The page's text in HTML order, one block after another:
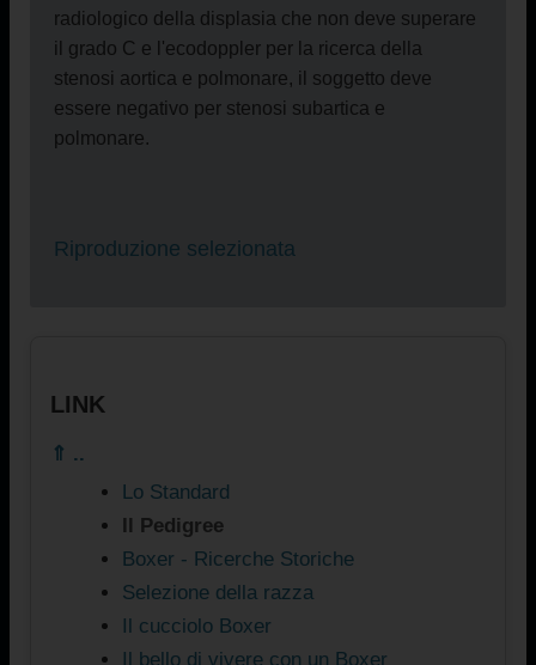
radiologico della displasia che non deve superare
il grado C e l'ecodoppler per la ricerca della
stenosi aortica e polmonare, il soggetto deve
essere negativo per stenosi subartica e
polmonare.
Riproduzione selezionata
LINK
⇑ ..
Lo Standard
Il Pedigree
Boxer - Ricerche Storiche
Selezione della razza
Il cucciolo Boxer
Il bello di vivere con un Boxer